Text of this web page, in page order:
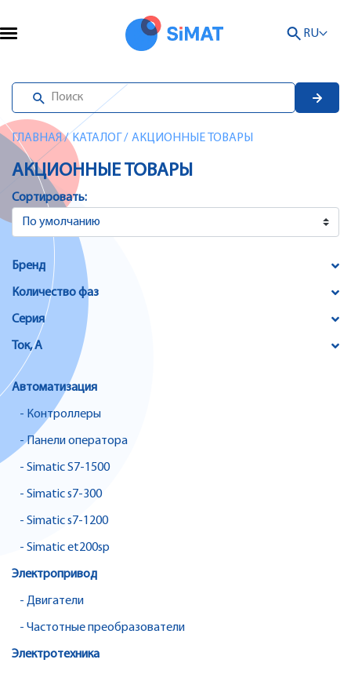
RU
ГЛАВНАЯ/ КАТАЛОГ / АКЦИОННЫЕ ТОВАРЫ
АКЦИОННЫЕ ТОВАРЫ
Сортировать:
Бренд
Количество фаз
Серия
Ток, А
Автоматизация
- Контроллеры
- Панели оператора
- Simatic S7-1500
- Simatic s7-300
- Simatic s7-1200
- Simatic et200sp
Электропривод
- Двигатели
- Частотные преобразователи
Электротехника